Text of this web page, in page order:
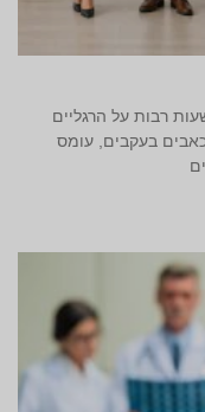
רבות על הרגליים
בעקבים, עומס